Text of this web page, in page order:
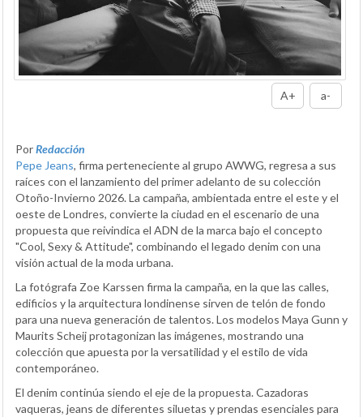
A+ a-
PorRedacción
Pepe Jeans, firma perteneciente al grupo AWWG, regresa a sus
raíces con el lanzamiento del primer adelanto de su colección
Otoño-Invierno 2026. La campaña, ambientada entre el este y el
oeste de Londres, convierte la ciudad en el escenario de una
propuesta que reivindica el ADN de la marca bajo el concepto
"Cool, Sexy & Attitude", combinando el legado denim con una
visión actual de la moda urbana.
La fotógrafa Zoe Karssen firma la campaña, en la que las calles,
edificios y la arquitectura londinense sirven de telón de fondo
para una nueva generación de talentos. Los modelos Maya Gunn y
Maurits Scheij protagonizan las imágenes, mostrando una
colección que apuesta por la versatilidad y el estilo de vida
contemporáneo.
El denim continúa siendo el eje de la propuesta. Cazadoras
vaqueras, jeans de diferentes siluetas y prendas esenciales para